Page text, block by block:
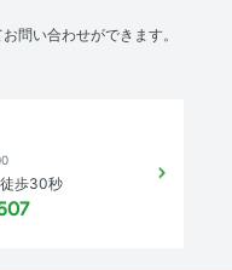
問い合わせができます。
歩30秒